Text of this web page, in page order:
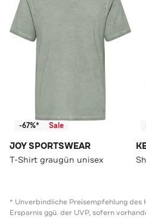
-67%* Sale
JOY SPORTSWEAR
T-Shirt graugün unisex
* Unverbindliche Preisempfehlung des
Ersparnis ggü. der UVP, sofern